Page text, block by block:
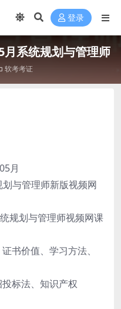
登录
系统规划与管理师
软考考证
月
与管理师新版视频网
规划与管理师视频网课
价值、学习方法、
标法、知识产权